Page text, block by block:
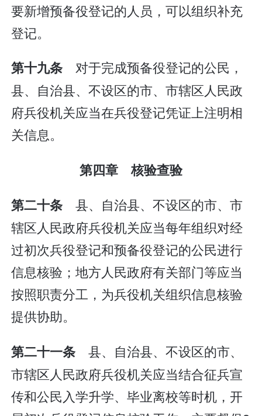
要新增预备役登记的人员，可以组织补充
登记。
第十九条对于完成预备役登记的公民，
县、自治县、不设区的市、市辖区人民政
府兵役机关应当在兵役登记凭证上注明相
关信息。
第四章 核验查验
第二十条 县、自治县、不设区的市、市
辖区人民政府兵役机关应当每年组织对经
过初次兵役登记和预备役登记的公民进行
信息核验；地方人民政府有关部门等应当
按照职责分工，为兵役机关组织信息核验
提供协助。
第二十一条 县、自治县、不设区的市、
市辖区人民政府兵役机关应当结合征兵宣
传和公民入学升学、毕业离校等时机，开